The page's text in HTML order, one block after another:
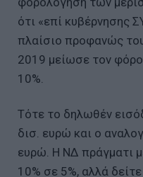
ότι «επί κυβέρνησης
πλαίσιο προφανώς
2019 μείωσε τον
10%.
Τότε το δηλωθέν
δισ. ευρώ και ο
ευρώ. Η ΝΔ πράγματι
10% σε 5%, αλλά